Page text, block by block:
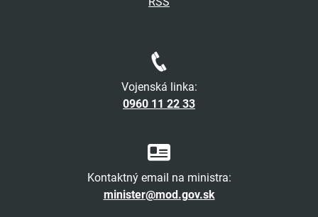
Vojenská linka:
0960 11 22 33
Kontaktný email na ministra:
minister@mod.gov.sk